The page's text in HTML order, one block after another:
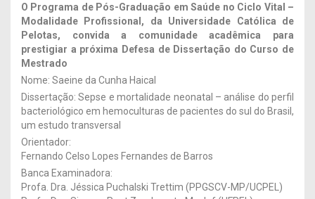
O Programa de Pós-Graduação em Saúde no Ciclo Vital –
Modalidade Profissional, da Universidade Católica de
Pelotas, convida a comunidade acadêmica para
prestigiar a próxima Defesa de Dissertação do Curso de
Mestrado
Nome: Saeine da Cunha Haical
Dissertação: Sepse e mortalidade neonatal – análise do perfil
bacteriológico em hemoculturas de pacientes do sul do Brasil,
um estudo transversal
Orientador:
Fernando Celso Lopes Fernandes de Barros
Banca Examinadora:
Profa. Dra. Jéssica Puchalski Trettim (PPGSCV-MP/UCPEL)